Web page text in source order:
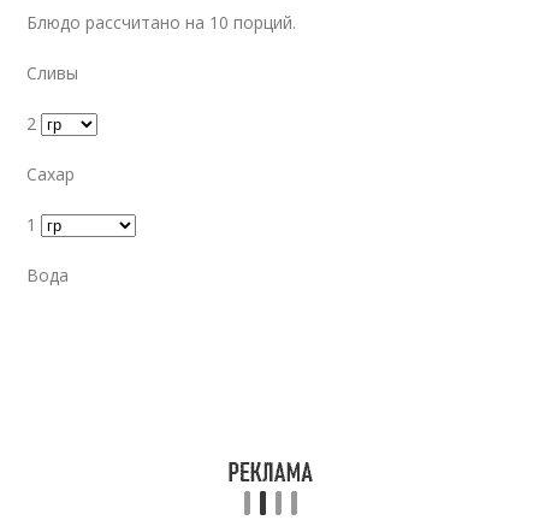
Блюдо рассчитано на 10 порций.
Сливы
2
Сахар
1
Вода